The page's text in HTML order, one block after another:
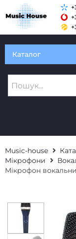
Каталог
Music-house
Мікрофони
Мікрофон